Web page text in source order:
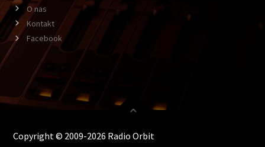
O nas
Kontakt
Facebook
Copyright © 2009-2026 Radio Orbit